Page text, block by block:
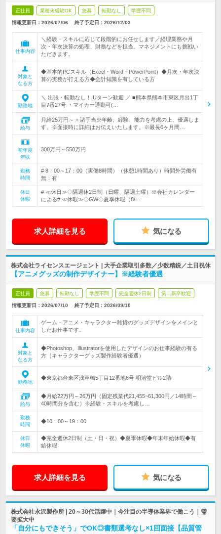
正社員 業種未経験OK 急募 転勤なし 学歴不問
情報更新日：2026/07/06 終了予定日： 2026/12/03
仕事内容
＼経験・スキルに応じて段階的にお任せします／経理業務や月
次・年次決算の処理、財務などを担当。マネジメントにも挑戦い
ただきます。
対象と
なる方
◆基本的PCスキル（Excel・Word・PowerPoint）◆月次・年次決
算の実務が行える方◆会計知識を有している方
勤務地
＼ 出張・転勤なし！IUターン歓迎 ／ ■熊本県熊本市東区月出1丁
目7番27号 ・マイカー通勤可(…
給与
月給25万円～ + 諸手当※年齢、経験、能力を考慮の上、優遇しま
す。※面接時に詳細はお伝えいたします。※最長6ヶ月間…
初年度
年収
300万円～550万円
勤務
時間
# 8：00～17：00（実働8時間）（休憩1時間あり）時間外労働有
無：有
休日
休暇
# ≪休日≫◇隔週休2日制（日曜、隔週土曜）※会社カレンダー
による# ≪休暇≫◇GW◇夏季休暇（8/…
求人詳細を見る 気になる
株式会社ライセンスエージェント | 大手企業取引多数／少数精鋭／土日祝休
【アニメグッズの制作デザイナー】※経験者優遇
正社員 急募 転勤なし 学歴不問 完全週休2日制 第二新卒歓迎
情報更新日：2026/07/10 終了予定日： 2026/09/10
仕事内容
ゲーム・アニメ・キャラクター雑貨のグッズデザインをメインと
したお仕事です。
対象と
なる方
◆Photoshop、Illustratorを使用したデザインのお仕事経験の有る
方（キャラクターグッズ製作経験者優遇）
勤務地
◆東京都台東区浅草橋5丁目12番地6号 明治堂ビル2階
給与
◆月給22万円～26万円（固定残業代21,455~61,300円／14時間～
40時間分を含む）※経験・スキルを考慮し…
勤務
時間
◆10：00～19：00
休日
休暇
◆完全週休2日制（土・日・祝）◆夏季休暇◆年末年始休暇◆有
給休暇
求人詳細を見る 気になる
株式会社永沢製作所 | 20～30代活躍中｜今注目の半導体業界で働こう｜需
要拡大中
「自分にもできそう」でOK◎書類選考なし×1回面接【品質管